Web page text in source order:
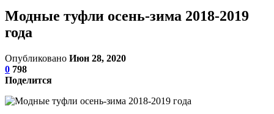
Модные туфли осень-зима 2018-2019
года
Опубликовано Июн 28, 2020
0 798
Поделится